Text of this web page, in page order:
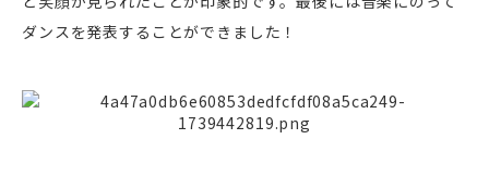
ダンスを発表することができました！